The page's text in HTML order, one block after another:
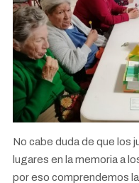
No cabe duda de que los
lugares en la memoria a
por eso comprendemos